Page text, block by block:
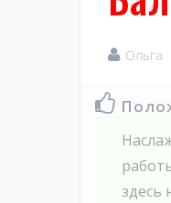
Ольга
здесь